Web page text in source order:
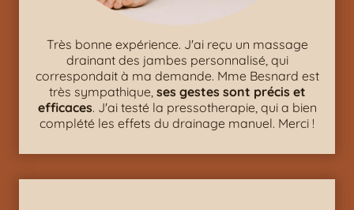
Très bonne expérience. J'ai reçu un massage
drainant des jambes personnalisé, qui
correspondait à ma demande. Mme Besnard est
très sympathique, ses gestes sont précis et
efficaces. J'ai testé la pressotherapie, qui a bien
complété les effets du drainage manuel. Merci !